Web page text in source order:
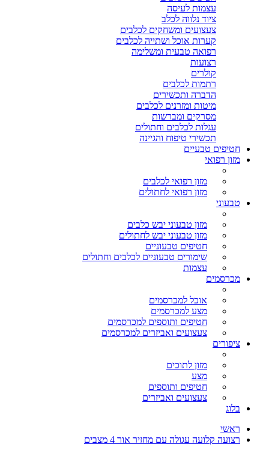
עצמות לעיסה
ציוד נלווה לכלב
צעצועים ומשחקים לכלבים
קערות אוכל ושתייה לכלבים
רפואה טבעית ומשלימה
רצועות
קולרים
רתמות לכלבים
הדברה ותכשירים
מיטות ומזרנים לכלבים
מסרקים ומברשות
עגלות לכלבים וחתולים
תכשירי טיפוח והגיינה
חטיפים טבעיים
מזון רפואי
מזון רפואי לכלבים
מזון רפואי לחתולים
טבעוני
מזון טבעוני יבש כלבים
מזון טבעוני יבש לחתולים
חטיפים טבעוניים
שימורים טבעוניים לכלבים וחתולים
עצמות
מכרסמים
אוכל למכרסמים
מצע למכרסמים
חטיפים ותוספים למכרסמים
צעצועים ואביזרים למכרסמים
ציפורים
מזון לתוכים
מצע
חטיפים ותוספים
צעצועים ואביזרים
בלוג
ראשי
רצועה קלועה עגולה עם מחזיר אור 4 מצבים